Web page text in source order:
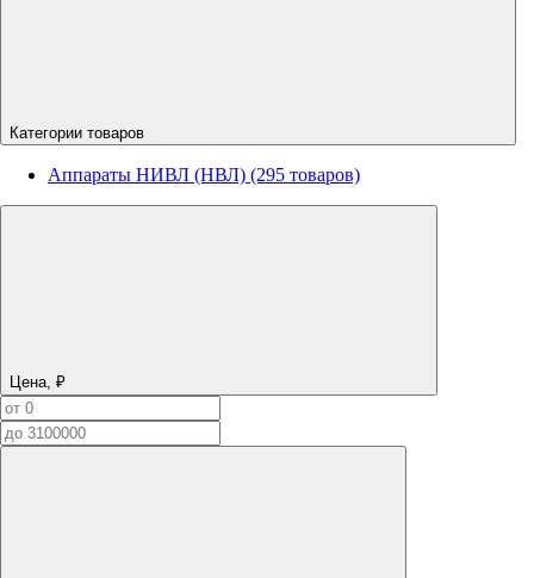
Категории товаров
Аппараты НИВЛ (НВЛ) (295 товаров)
Цена, ₽